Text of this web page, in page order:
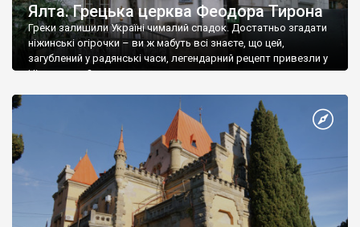
Ялта. Грецька церква Феодора Тирона
Греки залишили Україні чималий спадок. Достатньо згадати
ніжинські огірочки – ви ж мабуть всі знаєте, що цей,
загублений у радянські часи, легендарний рецепт привезли у
Ніжин греки?